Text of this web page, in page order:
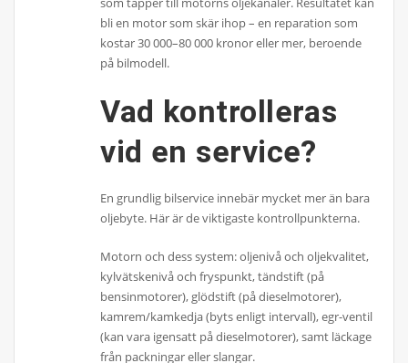
bli en motor som skär ihop – en reparation som
kostar 30 000–80 000 kronor eller mer, beroende
på bilmodell.
Vad kontrolleras
vid en service?
En grundlig bilservice innebär mycket mer än bara
oljebyte. Här är de viktigaste kontrollpunkterna.
Motorn och dess system: oljenivå och oljekvalitet,
kylvätskenivå och fryspunkt, tändstift (på
bensinmotorer), glödstift (på dieselmotorer),
kamrem/kamkedja (byts enligt intervall), egr-ventil
(kan vara igensatt på dieselmotorer), samt läckage
från packningar eller slangar.